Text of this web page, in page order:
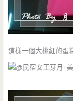
這樣一個大桃紅的蛋